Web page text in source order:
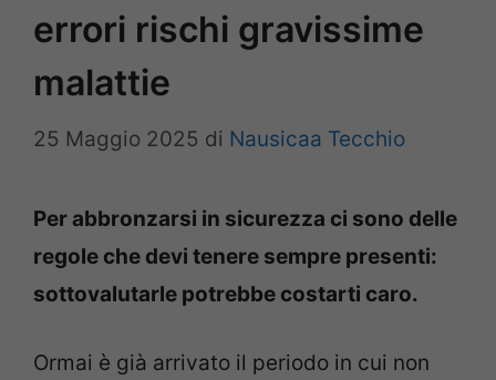
errori rischi gravissime
malattie
25 Maggio 2025 di Nausicaa Tecchio
Per abbronzarsi in sicurezza ci sono delle
regole che devi tenere sempre presenti:
sottovalutarle potrebbe costarti caro.
Ormai è già arrivato il periodo in cui non